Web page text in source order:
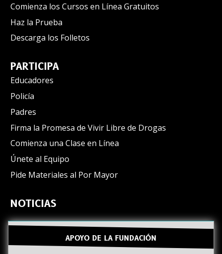
Comienza los Cursos en Línea Gratuitos
Haz la Prueba
Descarga los Folletos
PARTICIPA
Educadores
Policía
Padres
Firma la Promesa de Vivir Libre de Drogas
Comienza una Clase en Línea
Únete al Equipo
Pide Materiales al Por Mayor
NOTICIAS
APOYO DE LA FUNDACIÓN